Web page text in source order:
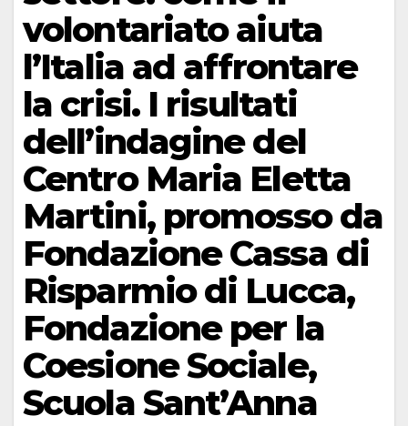
volontariato aiuta
l’Italia ad affrontare
la crisi. I risultati
dell’indagine del
Centro Maria Eletta
Martini, promosso da
Fondazione Cassa di
Risparmio di Lucca,
Fondazione per la
Coesione Sociale,
Scuola Sant’Anna